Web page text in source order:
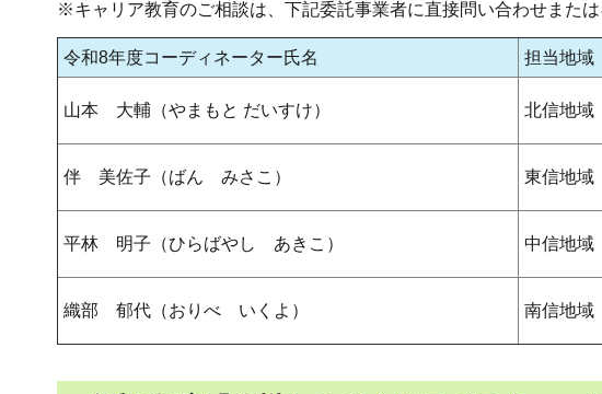
※キャリア教育のご相談は、下記委託事業者に直接問い合わせまた
令和8年度コーディネーター氏名 担当地域
山本 大輔（やまもと だいすけ） 北信地域
伴 美佐子（ばん みさこ） 東信地域
平林 明子（ひらばやし あきこ） 中信地域
織部 郁代（おりべ いくよ） 南信地域